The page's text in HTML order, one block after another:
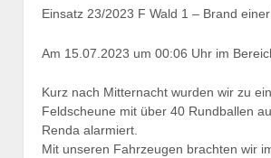
Einsatz 23/2023 F Wald 1 – Brand
Am 15.07.2023 um 00:06 Uhr im
Kurz nach Mitternacht wurden wir zu
Feldscheune mit über 40 Rundballen
Renda alarmiert.
Mit unseren Fahrzeugen brachten wir